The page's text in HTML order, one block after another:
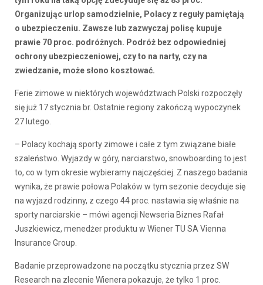
Organizując urlop samodzielnie, Polacy z reguły pamiętają
o ubezpieczeniu. Zawsze lub zazwyczaj polisę kupuje
prawie 70 proc. podróżnych. Podróż bez odpowiedniej
ochrony ubezpieczeniowej, czy to na narty, czy na
zwiedzanie, może słono kosztować.
Ferie zimowe w niektórych województwach Polski rozpoczęły
się już 17 stycznia br. Ostatnie regiony zakończą wypoczynek
27 lutego.
– Polacy kochają sporty zimowe i całe z tym związane białe
szaleństwo. Wyjazdy w góry, narciarstwo, snowboarding to jest
to, co w tym okresie wybieramy najczęściej. Z naszego badania
wynika, że prawie połowa Polaków w tym sezonie decyduje się
na wyjazd rodzinny, z czego 44 proc. nastawia się właśnie na
sporty narciarskie – mówi agencji Newseria Biznes Rafał
Juszkiewicz, menedżer produktu w Wiener TU SA Vienna
Insurance Group.
Badanie przeprowadzone na początku stycznia przez SW
Research na zlecenie Wienera pokazuje, że tylko 1 proc.